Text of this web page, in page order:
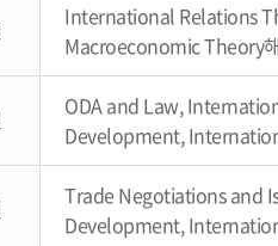
International Relations
Macroeconomic Theory해
ODA and Law,
Development,
Trade Negotiations and
Development,